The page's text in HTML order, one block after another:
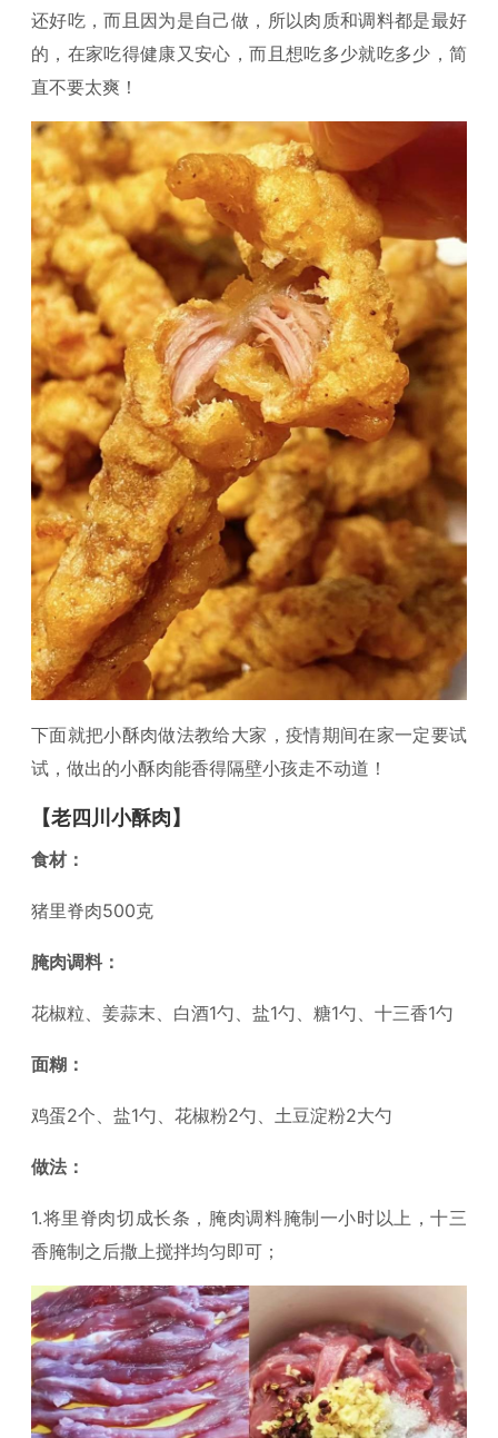
还好吃，而且因为是自己做，所以肉质和调料都是最好
的，在家吃得健康又安心，而且想吃多少就吃多少，简
直不要太爽！
下面就把小酥肉做法教给大家，疫情期间在家一定要试
试，做出的小酥肉能香得隔壁小孩走不动道！
【老四川小酥肉】
食材：
猪里脊肉500克
腌肉调料：
花椒粒、姜蒜末、白酒1勺、盐1勺、糖1勺、十三香1勺
面糊：
鸡蛋2个、盐1勺、花椒粉2勺、土豆淀粉2大勺
做法：
1.将里脊肉切成长条，腌肉调料腌制一小时以上，十三
香腌制之后撒上搅拌均匀即可；